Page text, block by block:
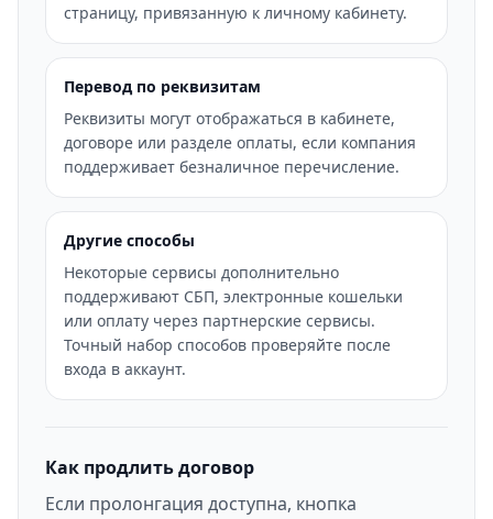
страницу, привязанную к личному кабинету.
Перевод по реквизитам
Реквизиты могут отображаться в кабинете,
договоре или разделе оплаты, если компания
поддерживает безналичное перечисление.
Другие способы
Некоторые сервисы дополнительно
поддерживают СБП, электронные кошельки
или оплату через партнерские сервисы.
Точный набор способов проверяйте после
входа в аккаунт.
Как продлить договор
Если пролонгация доступна, кнопка